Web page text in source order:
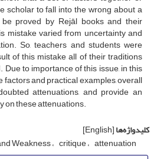
scholar to fall into the wrong about a
proved by Rejāl books and their
mistake varied from uncertainty and
So, teachers and students were
of this mistake all of their traditions
to importance of this issue, in this
and practical examples, overall
attenuations, and provide an
on these attenuations.
کلیدواژه‌ها[English]
Weakness critique attenuation